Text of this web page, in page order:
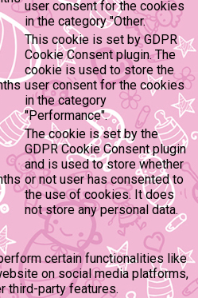
user consent for the cookies
in the category "Other.
This cookie is set by GDPR
Cookie Consent plugin. The
cookie is used to store the
user consent for the cookies
in the category
"Performance".
The cookie is set by the
GDPR Cookie Consent plugin
and is used to store whether
or not user has consented to
the use of cookies. It does
not store any personal data.
certain functionalities like
on social media platforms,
third-party features.